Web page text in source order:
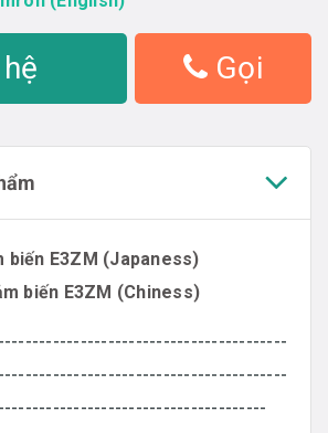
Gọi
biến E3ZM (Japaness)
biến E3ZM (Chiness)